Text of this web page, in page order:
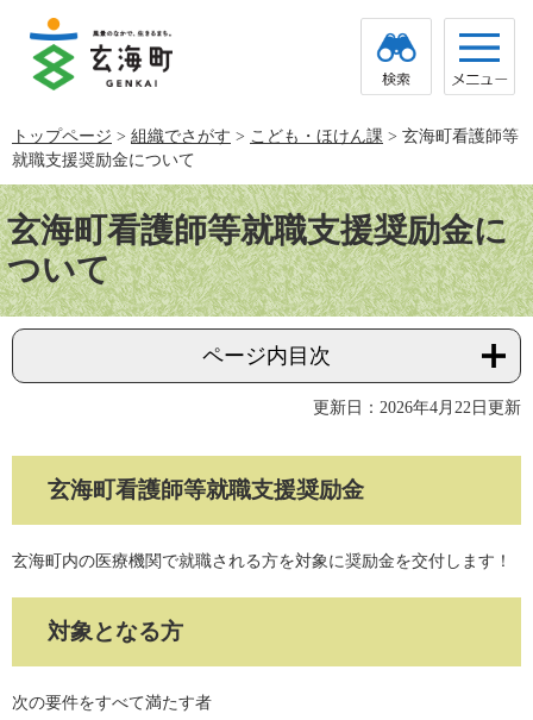
で
す。
ば
し
て
本
文
へ
トップページ > 組織でさがす > こども・ほけん課 > 玄海町看護師等
就職支援奨励金について
本
文玄海町看護師等就職支援奨励金に
ついて
ページ内目次
更新日：2026年4月22日更新
玄海町看護師等就職支援奨励金
玄海町内の医療機関で就職される方を対象に奨励金を交付します！
対象となる方
次の要件をすべて満たす者